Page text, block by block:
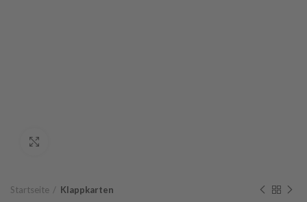
Startseite Klappkarten